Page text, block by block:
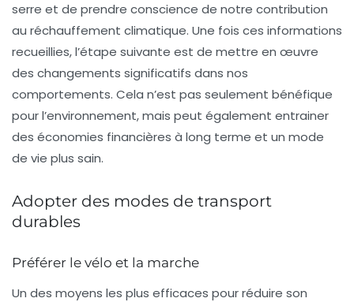
serre et de prendre conscience de notre contribution
au réchauffement climatique. Une fois ces informations
recueillies, l’étape suivante est de mettre en œuvre
des changements significatifs dans nos
comportements. Cela n’est pas seulement bénéfique
pour l’environnement, mais peut également entrainer
des économies financières à long terme et un mode
de vie plus sain.
Adopter des modes de transport
durables
Préférer le vélo et la marche
Un des moyens les plus efficaces pour réduire son